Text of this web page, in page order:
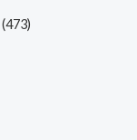
473